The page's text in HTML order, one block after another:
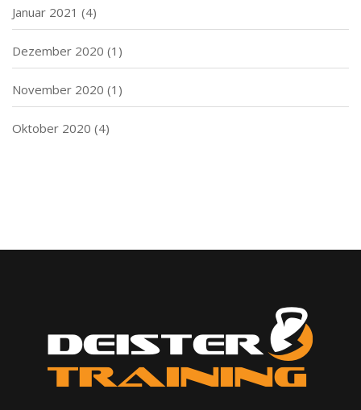
Januar 2021 (4)
Dezember 2020 (1)
November 2020 (1)
Oktober 2020 (4)